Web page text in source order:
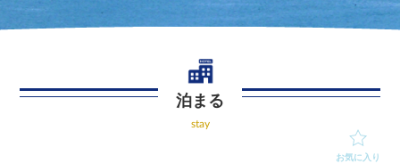
泊まる
stay
お気に入り